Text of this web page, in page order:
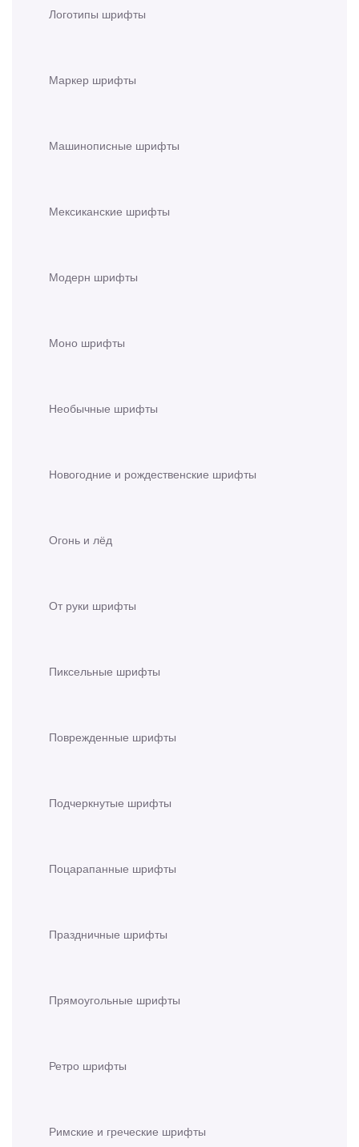
Логотипы шрифты
Маркер шрифты
Машинописные шрифты
Мексиканские шрифты
Модерн шрифты
Моно шрифты
Необычные шрифты
Новогодние и рождественские шрифты
Огонь и лёд
От руки шрифты
Пиксельные шрифты
Поврежденные шрифты
Подчеркнутые шрифты
Поцарапанные шрифты
Праздничные шрифты
Прямоугольные шрифты
Ретро шрифты
Римские и греческие шрифты